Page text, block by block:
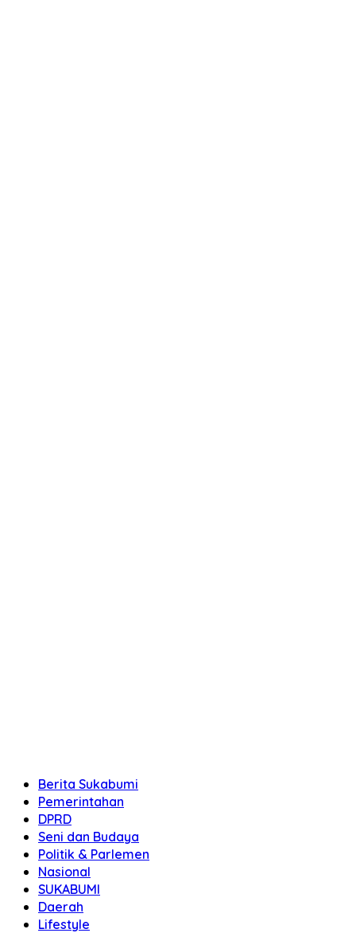
Berita Sukabumi
Pemerintahan
DPRD
Seni dan Budaya
Politik & Parlemen
Nasional
SUKABUMI
Daerah
Lifestyle